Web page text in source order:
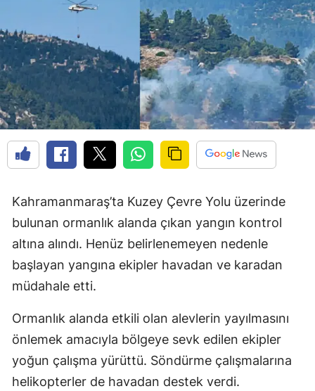
Kahramanmaraş’ta Kuzey Çevre Yolu üzerinde
bulunan ormanlık alanda çıkan yangın kontrol
altına alındı. Henüz belirlenemeyen nedenle
başlayan yangına ekipler havadan ve karadan
müdahale etti.
Ormanlık alanda etkili olan alevlerin yayılmasını
önlemek amacıyla bölgeye sevk edilen ekipler
yoğun çalışma yürüttü. Söndürme çalışmalarına
helikopterler de havadan destek verdi.